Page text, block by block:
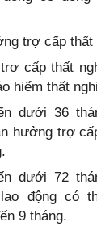
trợ cấp thất
cấp thất
hiểm thất
dưới 36
hưởng trợ
dưới 72
động có
9 tháng.